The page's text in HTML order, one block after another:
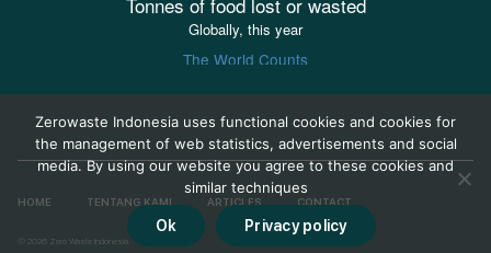
HOME TENTANG KAMI ARTICLES CONTACT
© 2026 Zero Waste Indonesia.
Zerowaste Indonesia uses functional cookies and cookies for
the management of web statistics, advertisements and social
media. By using our website you agree to these cookies and
similar techniques
Ok Privacy policy